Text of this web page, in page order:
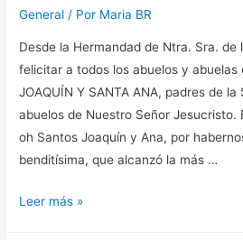
General / Por Maria BR
Desde la Hermandad de Ntra. Sra.
felicitar a todos los abuelos y abuelas
JOAQUÍN Y SANTA ANA, padres de
abuelos de Nuestro Señor Jesucristo.
oh Santos Joaquín y Ana, por
benditísima, que alcanzó la más …
Día
Leer más »